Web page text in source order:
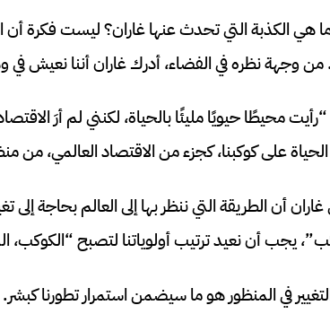
هي الكذبة التي تحدث عنها غاران؟ ليست فكرة
من وجهة نظره في الفضاء، أدرك غاران أننا نعيش في
محيطًا حيويًا مليئًا بالحياة، لكنني لم أرَ
على كوكبنا، كجزء من الاقتصاد العالمي، من
أن الطريقة التي ننظر بها إلى العالم بحاجة إلى
يجب أن نعيد ترتيب أولوياتنا لتصبح “الكوكب،
في المنظور هو ما سيضمن استمرار تطورنا